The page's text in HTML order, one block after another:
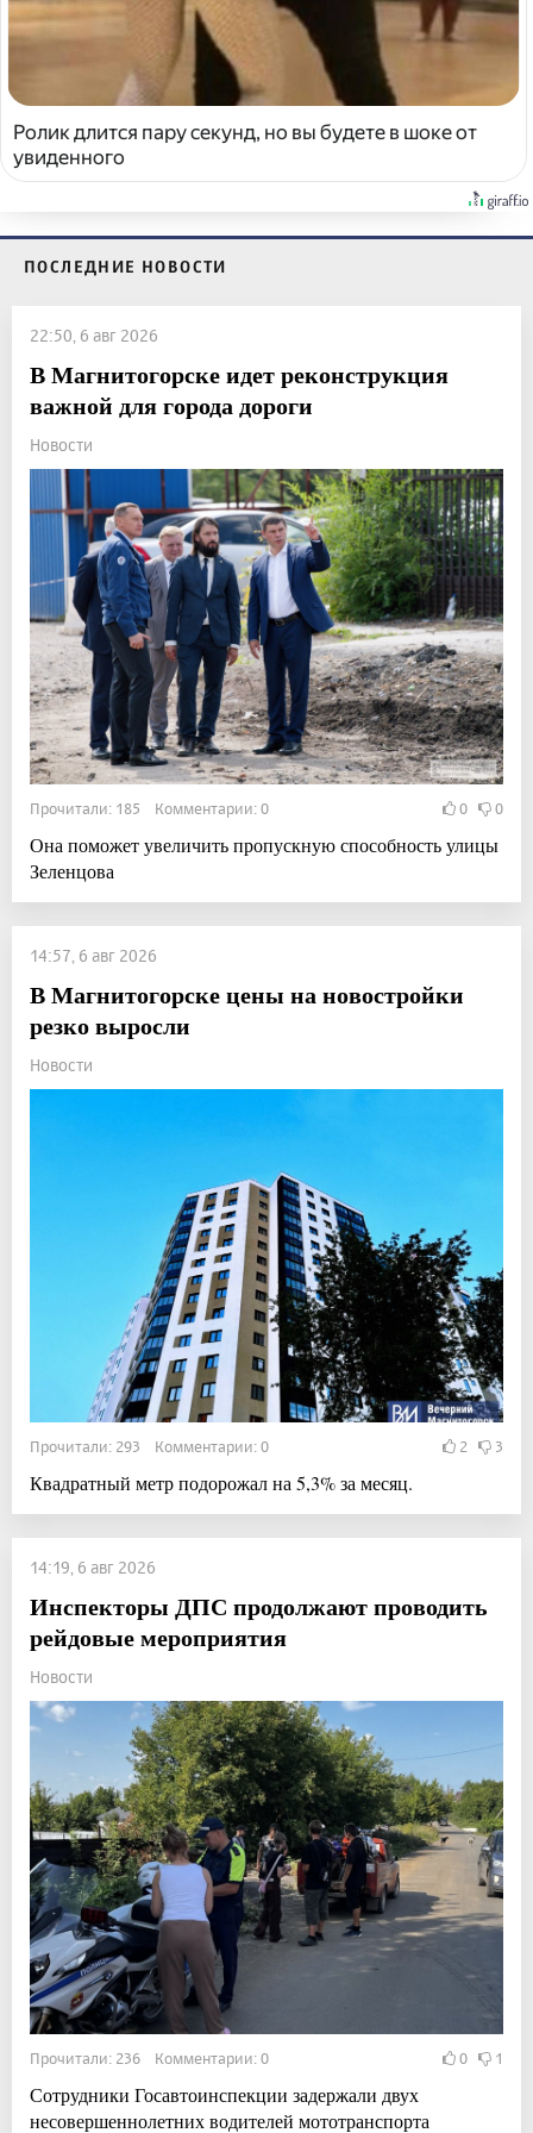
Ролик длится пару секунд, но вы будете в шоке от
увиденного
ПОСЛЕДНИЕ НОВОСТИ
22:50, 6 авг 2026
В Магнитогорске идет реконструкция
важной для города дороги
Новости
Прочитали: 185 Комментарии: 0 0 0
Она поможет увеличить пропускную способность улицы
Зеленцова
14:57, 6 авг 2026
В Магнитогорске цены на новостройки
резко выросли
Новости
Прочитали: 293 Комментарии: 0 2 3
Квадратный метр подорожал на 5,3% за месяц.
14:19, 6 авг 2026
Инспекторы ДПС продолжают проводить
рейдовые мероприятия
Новости
Прочитали: 236 Комментарии: 0 0 1
Сотрудники Госавтоинспекции задержали двух
несовершеннолетних водителей мототранспорта